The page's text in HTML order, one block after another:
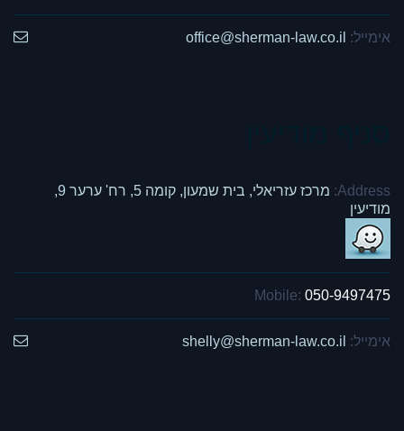
אימייל: office@sherman-law.co.il
Address:
מרכז עזריאלי, בית שמעון, קומה 5, רח' ערער 9,
מודיעין
Mobile: 050-9497475
אימייל: shelly@sherman-law.co.il